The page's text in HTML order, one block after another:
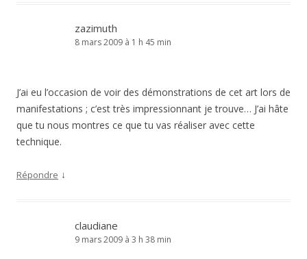
zazimuth
8 mars 2009 à 1 h 45 min
J’ai eu l’occasion de voir des démonstrations de cet art lors de
manifestations ; c’est très impressionnant je trouve… J’ai hâte
que tu nous montres ce que tu vas réaliser avec cette
technique.
Répondre ↓
claudiane
9 mars 2009 à 3 h 38 min